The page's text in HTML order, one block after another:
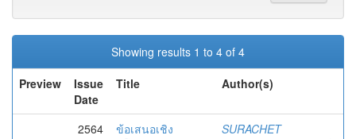
Showing results 1 to 4 of 4
Preview
Issue
Date
Title Author(s)
2564
ข้อเสนอเชิง
SURACHET